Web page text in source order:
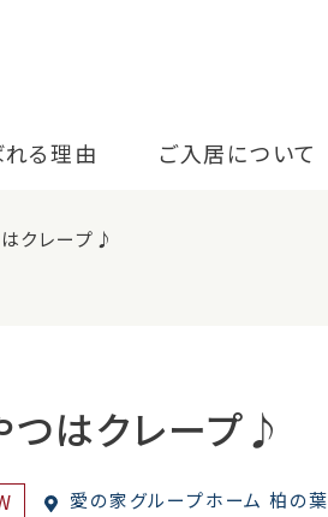
る理由 ご入居について
クレープ♪
つはクレープ♪
愛の家グループホーム 柏の葉